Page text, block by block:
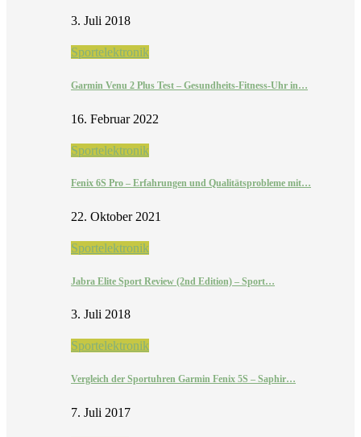
3. Juli 2018
Sportelektronik
Garmin Venu 2 Plus Test – Gesundheits-Fitness-Uhr in…
16. Februar 2022
Sportelektronik
Fenix 6S Pro – Erfahrungen und Qualitätsprobleme mit…
22. Oktober 2021
Sportelektronik
Jabra Elite Sport Review (2nd Edition) – Sport…
3. Juli 2018
Sportelektronik
Vergleich der Sportuhren Garmin Fenix 5S – Saphir…
7. Juli 2017